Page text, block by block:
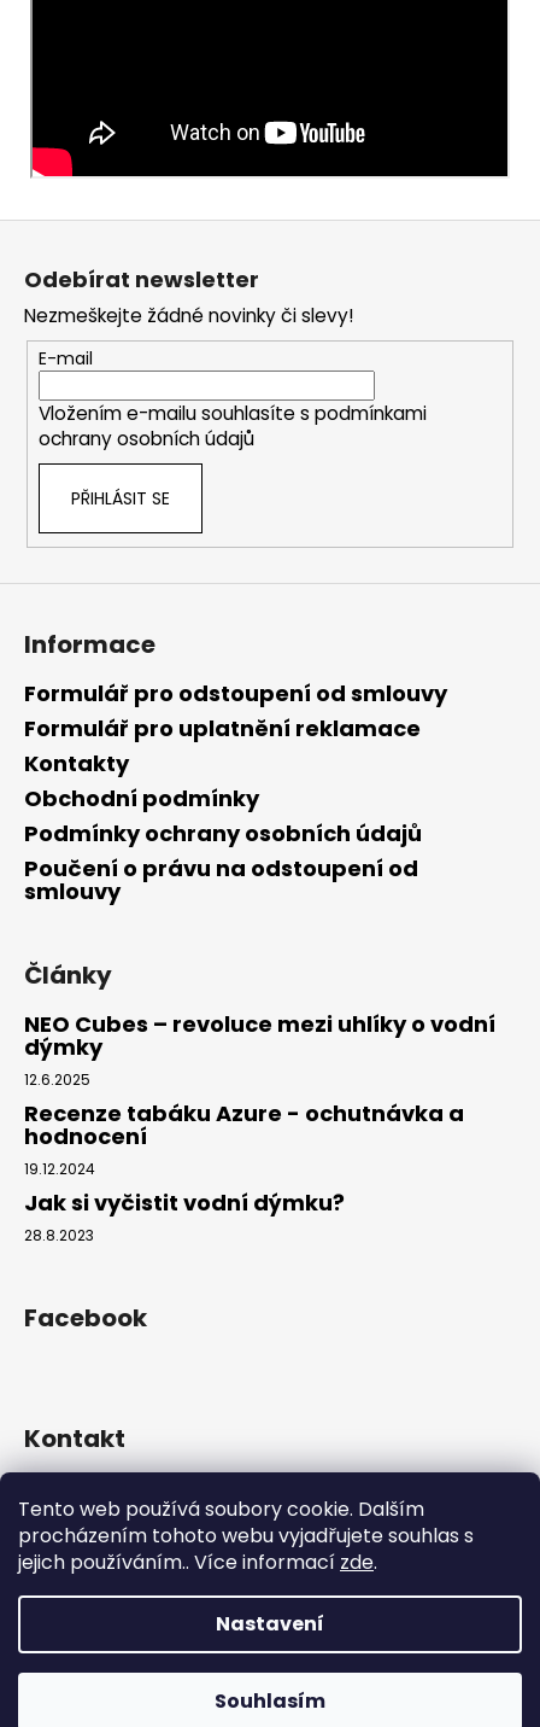
Tento web používá soubory cookie. Dalším
procházením tohoto webu vyjadřujete souhlas s
jejich používáním.. Více informací zde.
Nastavení
Souhlasím
Odebírat newsletter
Nezmeškejte žádné novinky či slevy!
E-mail
Vložením e-mailu souhlasíte s podmínkami
ochrany osobních údajů
PŘIHLÁSIT SE
Informace
Formulář pro odstoupení od smlouvy
Formulář pro uplatnění reklamace
Kontakty
Obchodní podmínky
Podmínky ochrany osobních údajů
Poučení o právu na odstoupení od
smlouvy
Články
NEO Cubes – revoluce mezi uhlíky o vodní
dýmky
12.6.2025
Recenze tabáku Azure - ochutnávka a
hodnocení
19.12.2024
Jak si vyčistit vodní dýmku?
28.8.2023
Facebook
Kontakt
+420 739 522 572
hookah_gang.cz/
Copyright 2026Hookah Gang. Všechna práva vyhrazena.